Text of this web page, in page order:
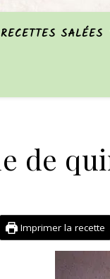
RECETTES SALÉES
de
Imprimer la recette